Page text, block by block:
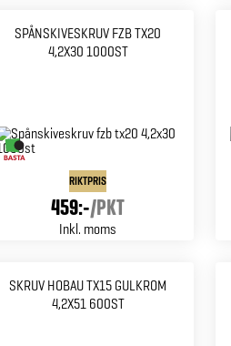
SPÅNSKIVESKRUV FZB TX20
4,2X30 1000ST
RIKTPRIS
459:-/PKT
Inkl. moms
SKRUV HOBAU TX15 GULKROM
4,2X51 600ST